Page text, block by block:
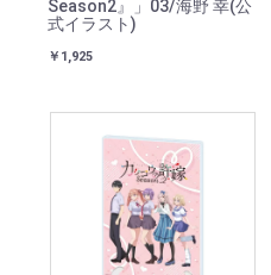
Season2』」03/海野 幸(公
式イラスト)
￥1,925